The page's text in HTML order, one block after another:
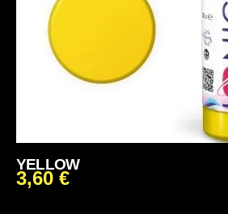
YELLOW
3,60 €